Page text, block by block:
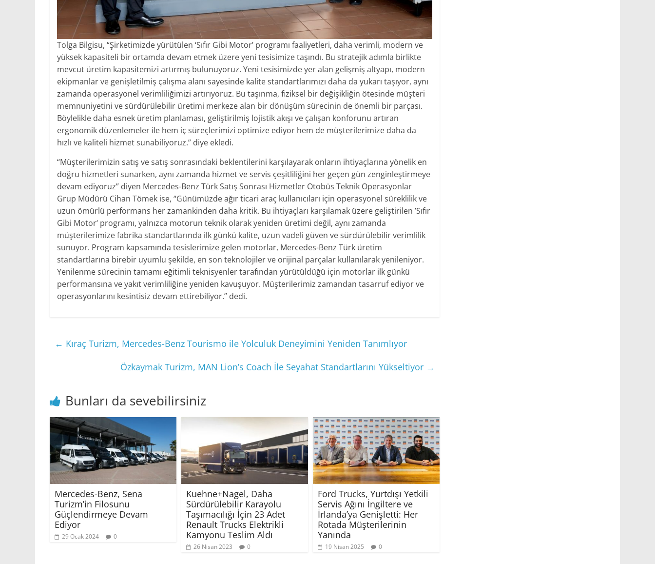
Tolga Bilgisu, “Şirketimizde yürütülen ‘Sıfır Gibi Motor’ programı faaliyetleri, daha verimli, modern ve
yüksek kapasiteli bir ortamda devam etmek üzere yeni tesisimize taşındı. Bu stratejik adımla birlikte
mevcut üretim kapasitemizi artırmış bulunuyoruz. Yeni tesisimizde yer alan gelişmiş altyapı, modern
ekipmanlar ve genişletilmiş çalışma alanı sayesinde kalite standartlarımızı daha da yukarı taşıyor, aynı
zamanda operasyonel verimliliğimizi artırıyoruz. Bu taşınma, fiziksel bir değişikliğin ötesinde müşteri
memnuniyetini ve sürdürülebilir üretimi merkeze alan bir dönüşüm sürecinin de önemli bir parçası.
Böylelikle daha esnek üretim planlaması, geliştirilmiş lojistik akışı ve çalışan konforunu artıran
ergonomik düzenlemeler ile hem iç süreçlerimizi optimize ediyor hem de müşterilerimize daha da
hızlı ve kaliteli hizmet sunabiliyoruz.” diye ekledi.
“Müşterilerimizin satış ve satış sonrasındaki beklentilerini karşılayarak onların ihtiyaçlarına yönelik en
doğru hizmetleri sunarken, aynı zamanda hizmet ve servis çeşitliliğini her geçen gün zenginleştirmeye
devam ediyoruz” diyen Mercedes-Benz Türk Satış Sonrası Hizmetler Otobüs Teknik Operasyonlar
Grup Müdürü Cihan Tömek ise, “Günümüzde ağır ticari araç kullanıcıları için operasyonel süreklilik ve
uzun ömürlü performans her zamankinden daha kritik. Bu ihtiyaçları karşılamak üzere geliştirilen ’Sıfır
Gibi Motor‘ programı, yalnızca motorun teknik olarak yeniden üretimi değil, aynı zamanda
müşterilerimize fabrika standartlarında ilk günkü kalite, uzun vadeli güven ve sürdürülebilir verimlilik
sunuyor. Program kapsamında tesislerimize gelen motorlar, Mercedes-Benz Türk üretim
standartlarına birebir uyumlu şekilde, en son teknolojiler ve orijinal parçalar kullanılarak yenileniyor.
Yenilenme sürecinin tamamı eğitimli teknisyenler tarafından yürütüldüğü için motorlar ilk günkü
performansına ve yakıt verimliliğine yeniden kavuşuyor. Müşterilerimiz zamandan tasarruf ediyor ve
operasyonlarını kesintisiz devam ettirebiliyor.” dedi.
← Kıraç Turizm, Mercedes-Benz Tourismo ile Yolculuk Deneyimini Yeniden Tanımlıyor
Özkaymak Turizm, MAN Lion’s Coach İle Seyahat Standartlarını Yükseltiyor →
Bunları da sevebilirsiniz
Mercedes-Benz, Sena
Turizm’in Filosunu
Güçlendirmeye Devam
Ediyor
29 Ocak 2024 0
Kuehne+Nagel, Daha
Sürdürülebilir Karayolu
Taşımacılığı İçin 23 Adet
Renault Trucks Elektrikli
Kamyonu Teslim Aldı
26 Nisan 2023 0
Ford Trucks, Yurtdışı Yetkili
Servis Ağını İngiltere ve
İrlanda’ya Genişletti: Her
Rotada Müşterilerinin
Yanında
19 Nisan 2025 0